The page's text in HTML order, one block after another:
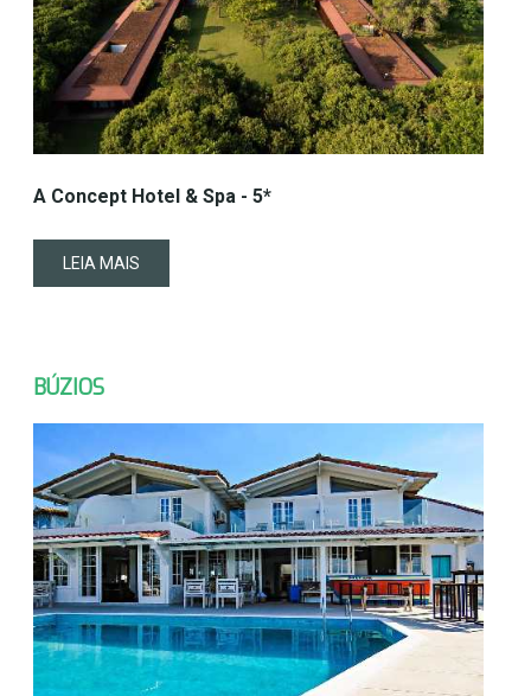
A Concept Hotel & Spa - 5*
LEIA MAIS
BÚZIOS